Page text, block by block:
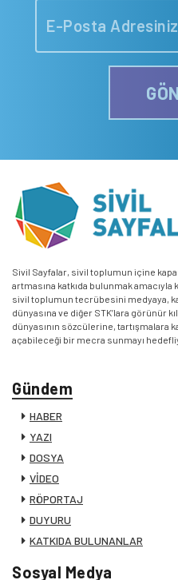
Sivil Sayfalar, sivil toplumun içine
artmasına katkıda bulunmak
sivil toplumun tecrübesini medyaya,
dünyasına ve diğer STK’lara görünür
dünyasının sözcülerine, tartışmalara
açabileceği bir mecra sunmayı
Gündem
HABER
YAZI
DOSYA
VİDEO
RÖPORTAJ
DUYURU
KATKIDA BULUNANLAR
Sosyal Medya